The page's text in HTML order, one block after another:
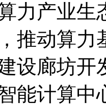
力产业生
推动算力
设廊坊开
能计算